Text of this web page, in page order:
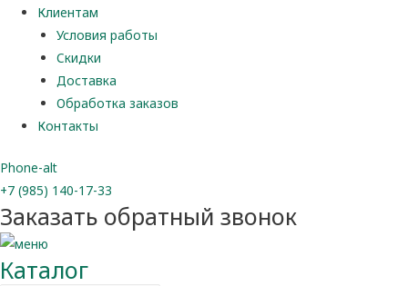
Клиентам
Условия работы
Скидки
Доставка
Обработка заказов
Контакты
Phone-alt
+7 (985) 140-17-33
Заказать обратный звонок
Каталог